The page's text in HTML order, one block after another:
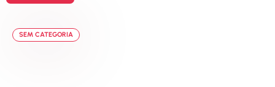
SEM CATEGORIA